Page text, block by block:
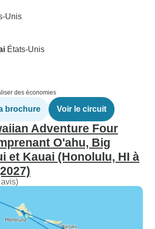
Unis
États-Unis
des économies
brochure Voir le circuit
Adventure Four
O'ahu, Big
et Kauai (Honolulu, HI à
avis)